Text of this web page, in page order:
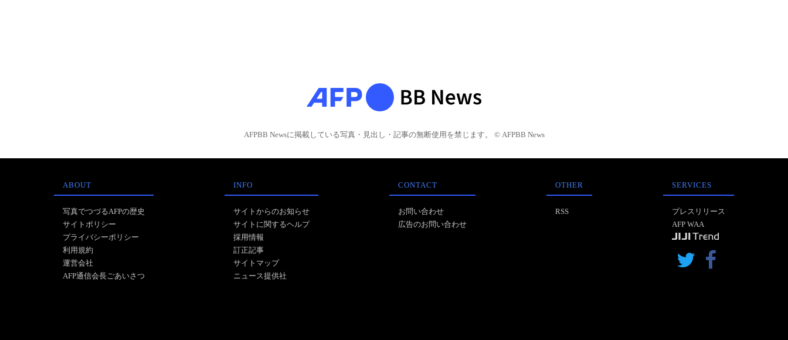
AFPBB Newsに掲載している写真・見出し・記事の無断使用を禁じます。 © AFPBB News
ABOUT
写真でつづるAFPの歴史
サイトポリシー
プライバシーポリシー
利用規約
運営会社
AFP通信会長ごあいさつ
INFO
サイトからのお知らせ
サイトに関するヘルプ
採用情報
訂正記事
サイトマップ
ニュース提供社
CONTACT
お問い合わせ
広告のお問い合わせ
OTHER
RSS
SERVICES
プレスリリース
AFP WAA